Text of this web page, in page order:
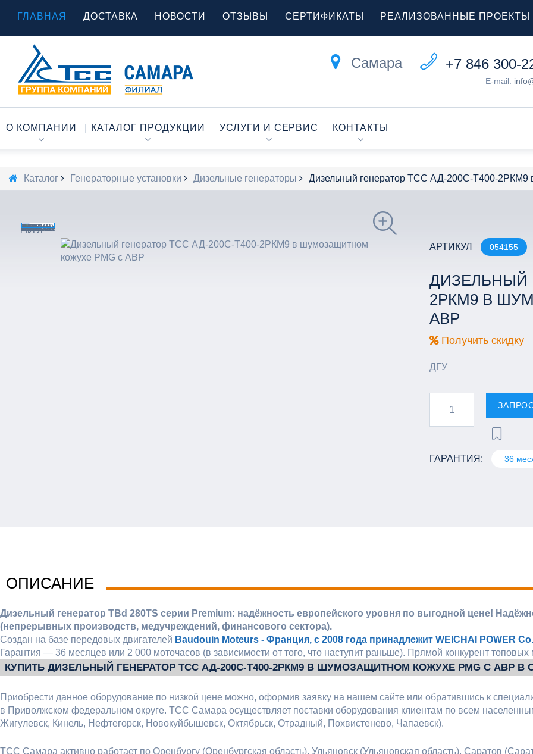
ГЛАВНАЯ ДОСТАВКА НОВОСТИ ОТЗЫВЫ СЕРТИФИКАТЫ РЕАЛИЗОВАННЫЕ ПРОЕКТЫ
+7 846 300-
E-mail:
Самара
О КОМПАНИИ КАТАЛОГ ПРОДУКЦИИ УСЛУГИ И СЕРВИС КОНТАКТЫ
Каталог Генераторные установки Дизельные генераторы Дизельный генератор ТСС АД-200С-Т400-2РКМ9
АРТИКУЛ 054155
ДИЗЕЛЬНЫЙ
2РКМ9 В
АВР
Получить скидку
ДГУ
ГАРАНТИЯ: 36
ОПИСАНИЕ
Дизельный генератор TBd 280TS серии Premium: надёжность европейского уровня по выгодной цене!
(непрерывных производств, медучреждений, финансового сектора).
Создан на базе передовых двигателей Baudouin Moteurs - Франция, с 2008 года принадлежит WEICHAI POWER
Гарантия — 36 месяцев или 2 000 моточасов (в зависимости от того, что наступит раньше). Прямой конкурент
КУПИТЬ ДИЗЕЛЬНЫЙ ГЕНЕРАТОР ТСС АД-200С-Т400-2РКМ9 В ШУМОЗАЩИТНОМ КОЖУХЕ PMG С АВР В
Приобрести данное оборудование по низкой цене можно, оформив заявку на нашем сайте или обратившись к
в Приволжском федеральном округе. ТСС Самара осуществляет поставки оборудования клиентам по всем
Жигулевск, Кинель, Нефтегорск, Новокуйбышевск, Октябрьск, Отрадный, Похвистенево, Чапаевск).
ТСС Самара активно работает по Оренбургу (Оренбургская область), Ульяновск (Ульяновская область), Саратов